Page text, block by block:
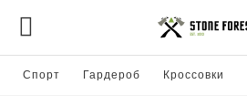
Спорт Гардероб Кроссовки